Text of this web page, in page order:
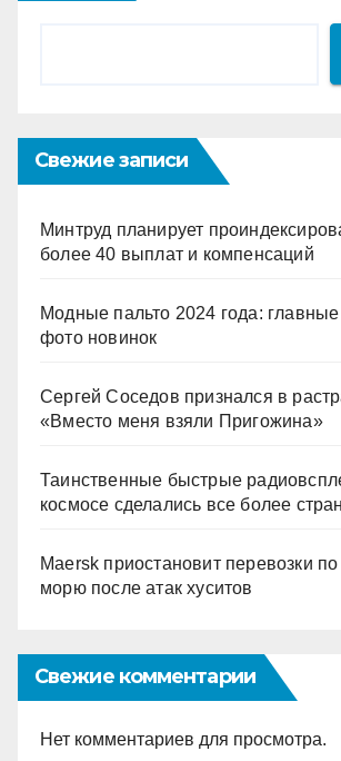
Свежие записи
Минтруд планирует
более 40 выплат и компенсаций
Модные пальто 2024 года:
фото новинок
Сергей Соседов признался в
«Вместо меня взяли Пригожина»
Таинственные быстрые
космосе сделались все более
Maersk приостановит перевозки
морю после атак хуситов
Свежие комментарии
Нет комментариев для просмотра.